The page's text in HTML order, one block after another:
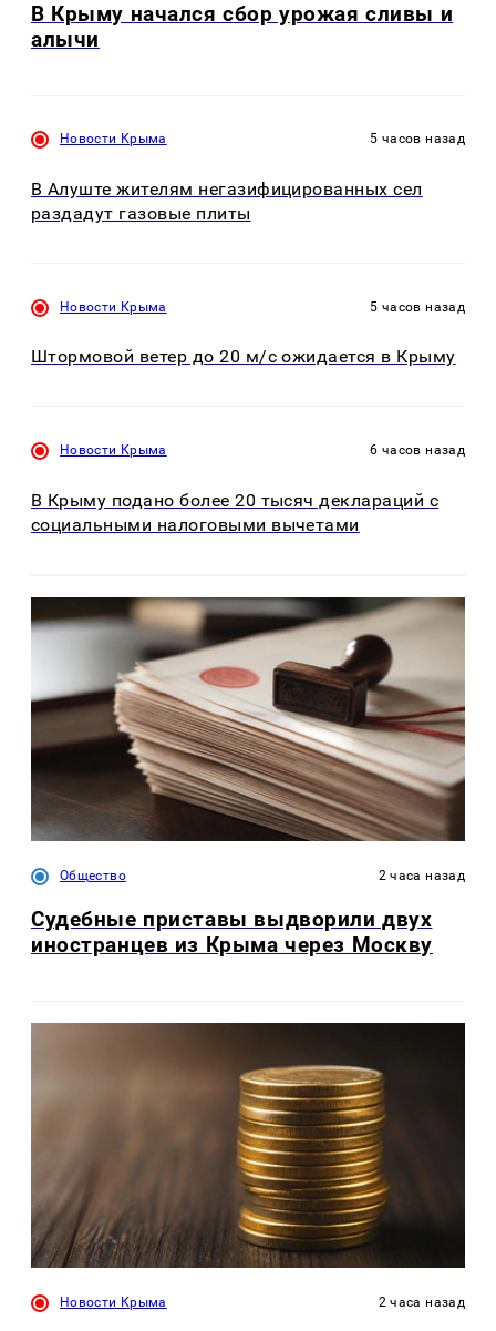
В Крыму начался сбор урожая сливы и
алычи
Новости Крыма 5 часов назад
В Алуште жителям негазифицированных сел
раздадут газовые плиты
Новости Крыма 5 часов назад
Штормовой ветер до 20 м/с ожидается в Крыму
Новости Крыма 6 часов назад
В Крыму подано более 20 тысяч деклараций с
социальными налоговыми вычетами
Общество 2 часа назад
Судебные приставы выдворили двух
иностранцев из Крыма через Москву
Новости Крыма 2 часа назад